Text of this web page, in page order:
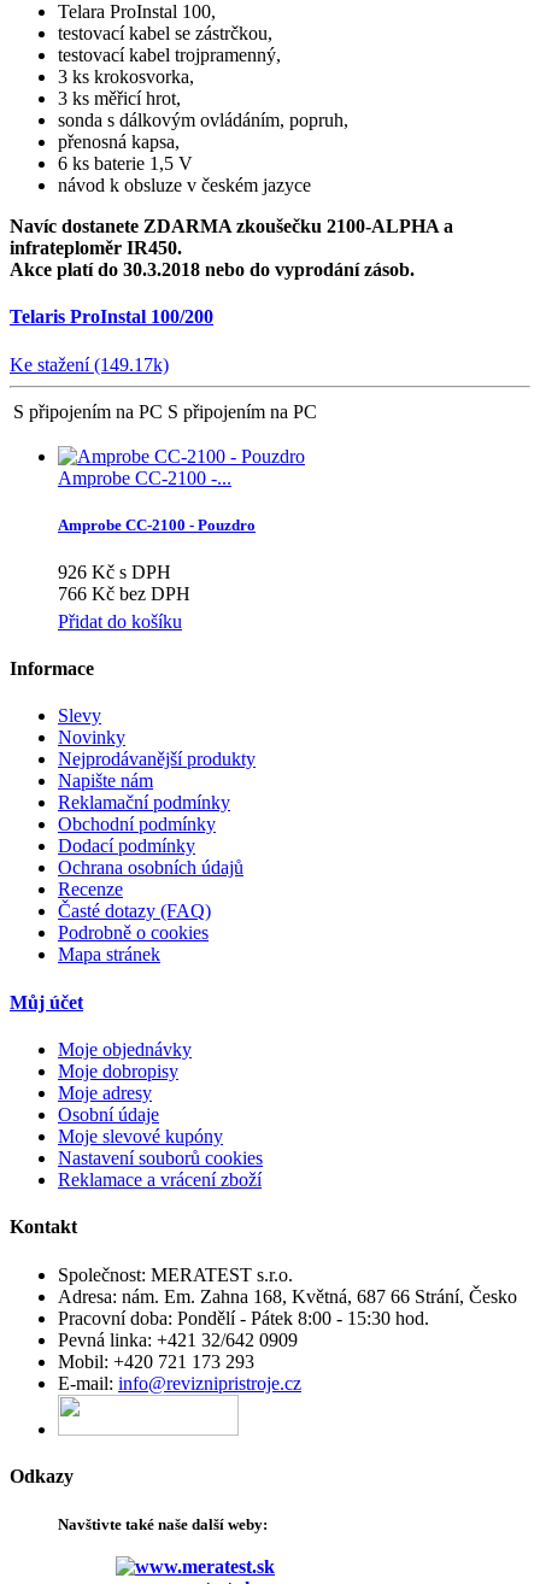
Telara ProInstal 100,
testovací kabel se zástrčkou,
testovací kabel trojpramenný,
3 ks krokosvorka,
3 ks měřicí hrot,
sonda s dálkovým ovládáním, popruh,
přenosná kapsa,
6 ks baterie 1,5 V
návod k obsluze v českém jazyce
Navíc dostanete ZDARMA zkoušečku 2100-ALPHA a
infrateploměr IR450.
Akce platí do 30.3.2018 nebo do vyprodání zásob.
Telaris ProInstal 100/200
Ke stažení (149.17k)
S připojením na PC S připojením na PC
Amprobe CC-2100 -...
Amprobe CC-2100 - Pouzdro
926 Kč s DPH
766 Kč bez DPH
Přidat do košíku
Informace
Slevy
Novinky
Nejprodávanější produkty
Napište nám
Reklamační podmínky
Obchodní podmínky
Dodací podmínky
Ochrana osobních údajů
Recenze
Časté dotazy (FAQ)
Podrobně o cookies
Mapa stránek
Můj účet
Moje objednávky
Moje dobropisy
Moje adresy
Osobní údaje
Moje slevové kupóny
Nastavení souborů cookies
Reklamace a vrácení zboží
Kontakt
Společnost: MERATEST s.r.o.
Adresa: nám. Em. Zahna 168, Květná, 687 66 Strání, Česko
Pracovní doba: Pondělí - Pátek 8:00 - 15:30 hod.
Pevná linka: +421 32/642 0909
Mobil: +420 721 173 293
E-mail: info@reviznipristroje.cz
Odkazy
Navštivte také naše další weby: